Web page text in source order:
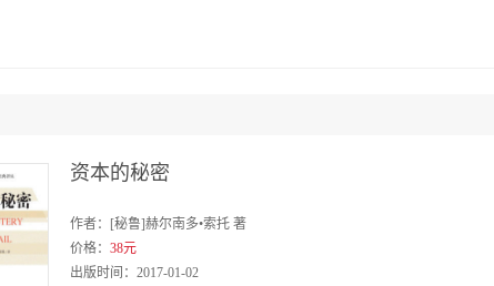
资本的秘密
作者：[秘鲁]赫尔南多•索托 著
价格： 38元
出版时间：2017-01-02